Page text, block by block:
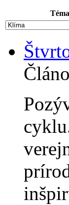
Téma